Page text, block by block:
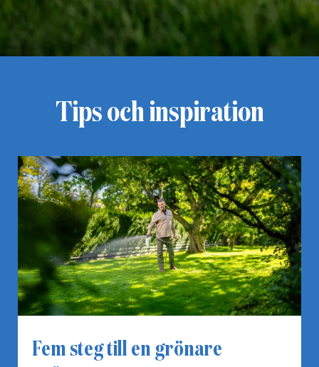
Tips och inspiration
Fem steg till en grönare